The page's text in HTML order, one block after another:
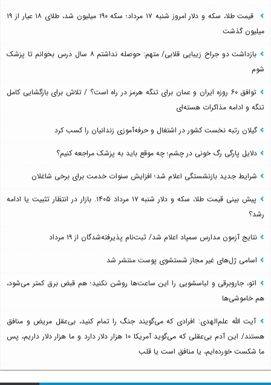
قیمت طلا، سکه و دلار امروز شنبه ۱۷ مرداد؛ سکه ۱۹۰ میلیون شد، طلای ۱۸ عیار از ۱۹
میلیون گذشت
بازداشت دو جراح زیبایی قلابی/ متهم: حوصله نداشتم ۸ سال درس بخوانم تا پزشک
شوم
توافق ۶۰ روزه ایران و عمان برای تنگه هرمز در راه است؟ / تلاش برای بازگشایی کامل
تنگه و ادامه مذاکرات هسته‌ای
گیلان رتبه نخست کشور در اشتغال و حرفه‌آموزی زندانیان را کسب کرد
دلایل پارگی رگ خونی در چشم؛ چه موقع باید به پزشک مراجعه کنیم؟
شرایط جدید بازنشستگی اعلام شد؛ افزایش سنوات خدمت برای برخی شاغلان
پیش بینی قیمت طلا، سکه و دلار شنبه ۱۷ مرداد ۱۴۰۵. بازار در انتظار تثبیت یا ادامه
رشد؟
نتایج آزمون مدارس سمپاد اعلام شد/ ثبت‌نام پذیرفته‌شدگان از ۱۹ مرداد
اسامی ژل‌های غیر مجاز شستشوی پوست منتشر شد
اتو، جاروبرقی و لباسشویی را این ساعت‌ها روشن نکنید؛ هم قبض برق کمتر می‌شود،
هم خاموشی‌ها
آیت الله علم‌الهدی: افرادی که می‌گویند جنگ را تمام کنید، بی‌عقل مریض و منافق
هستند/ این آدم بی‌عقلی که می‌گوید آمریکا ۱۰ هزار دلار دارد و ما هزار دلار داریم، پس
ما شکست خورده‌ایم، یا منافق است یا قلب